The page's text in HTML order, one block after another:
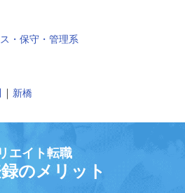
・保守・管理系
｜ 新橋
エイト転職
のメリット